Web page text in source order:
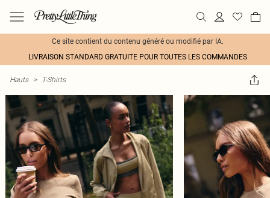
Ce site contient du contenu généré ou modifié par IA.
LIVRAISON STANDARD GRATUITE POUR TOUTES LES COMMANDES
Hauts > T-Shirts